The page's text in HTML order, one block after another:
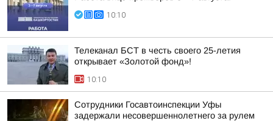
10:10
Телеканал БСТ в честь своего 25-летия
открывает «Золотой фонд»!
10:10
Сотрудники Госавтоинспекции Уфы
задержали несовершеннолетнего за рулем